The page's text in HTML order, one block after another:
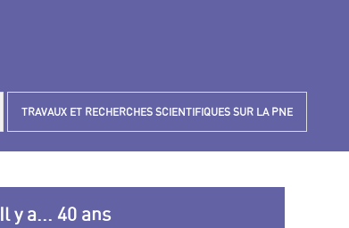
TRAVAUX ET RECHERCHES SCIENTIFIQUES SUR LA PNE
Il y a... 40 ans